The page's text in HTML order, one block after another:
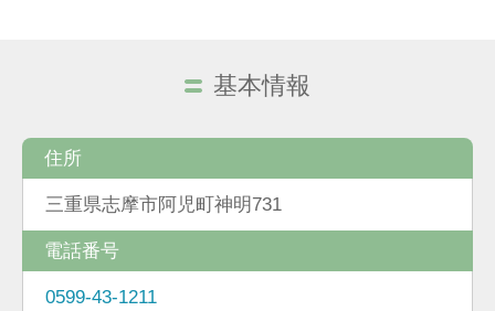
基本情報
住所
三重県志摩市阿児町神明731
電話番号
0599-43-1211